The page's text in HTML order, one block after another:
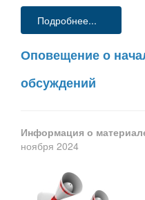
Подробнее...
Оповещение о
обсуждений
Информация о
ноября 2024